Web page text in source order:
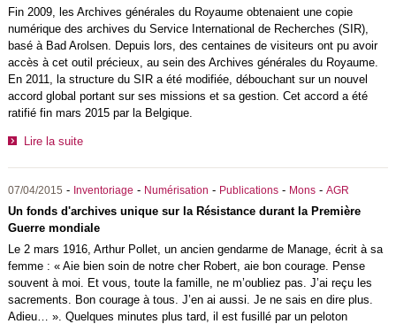
Fin 2009, les Archives générales du Royaume obtenaient une copie
numérique des archives du Service International de Recherches (SIR),
basé à Bad Arolsen. Depuis lors, des centaines de visiteurs ont pu avoir
accès à cet outil précieux, au sein des Archives générales du Royaume.
En 2011, la structure du SIR a été modifiée, débouchant sur un nouvel
accord global portant sur ses missions et sa gestion. Cet accord a été
ratifié fin mars 2015 par la Belgique.
Lire la suite
07/04/2015 - Inventoriage - Numérisation - Publications- Mons- AGR
Un fonds d'archives unique sur la Résistance durant la Première
Guerre mondiale
Le 2 mars 1916, Arthur Pollet, un ancien gendarme de Manage, écrit à sa
femme : « Aie bien soin de notre cher Robert, aie bon courage. Pense
souvent à moi. Et vous, toute la famille, ne m’oubliez pas. J’ai reçu les
sacrements. Bon courage à tous. J’en ai aussi. Je ne sais en dire plus.
Adieu… ». Quelques minutes plus tard, il est fusillé par un peloton